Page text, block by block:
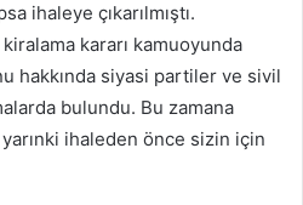
ihaleye çıkarılmıştı.
kararı kamuoyunda
hakkında siyasi partiler ve sivil
bulundu. Bu zamana
yarınki ihaleden önce sizin için